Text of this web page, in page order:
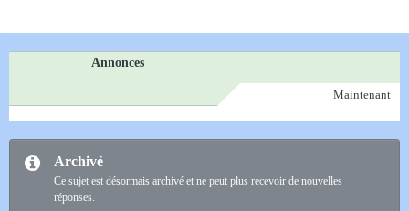
Annonces
Maintenant
Archivé
Ce sujet est désormais archivé et ne peut plus recevoir de nouvelles
réponses.